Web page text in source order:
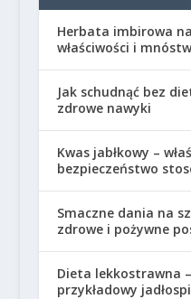
Herbata imbirowa
właściwości i
Jak schudnąć bez
zdrowe nawyki
Kwas jabłkowy –
bezpieczeństwo
Smaczne dania na
zdrowe i pożywne
Dieta lekkostrawna
przykładowy